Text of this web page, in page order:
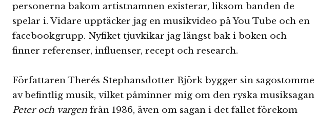
personerna bakom artistnamnen existerar, liksom banden de
spelar i. Vidare upptäcker jag en musikvideo på You Tube och en
facebookgrupp. Nyfiket tjuvkikar jag längst bak i boken och
finner referenser, influenser, recept och research.
Författaren Therés Stephansdotter Björk bygger sin sagostomme
av befintlig musik, vilket påminner mig om den ryska musiksagan
Peter och vargenfrån 1936, även om sagan i det fallet förekom